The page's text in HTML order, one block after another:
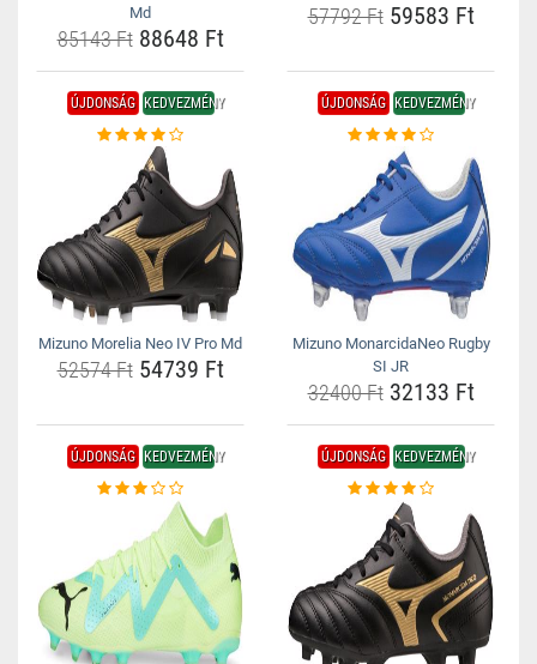
Md
85143 Ft88648 Ft
57792 Ft59583 Ft
ÚJDONSÁG KEDVEZMÉNY
Mizuno Morelia Neo IV Pro Md
52574 Ft54739 Ft
ÚJDONSÁG KEDVEZMÉNY
Mizuno MonarcidaNeo Rugby
SI JR
32400 Ft32133 Ft
ÚJDONSÁG KEDVEZMÉNY ÚJDONSÁG KEDVEZMÉNY